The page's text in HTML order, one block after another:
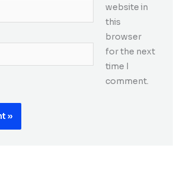
website in
this
browser
for the next
time I
comment.